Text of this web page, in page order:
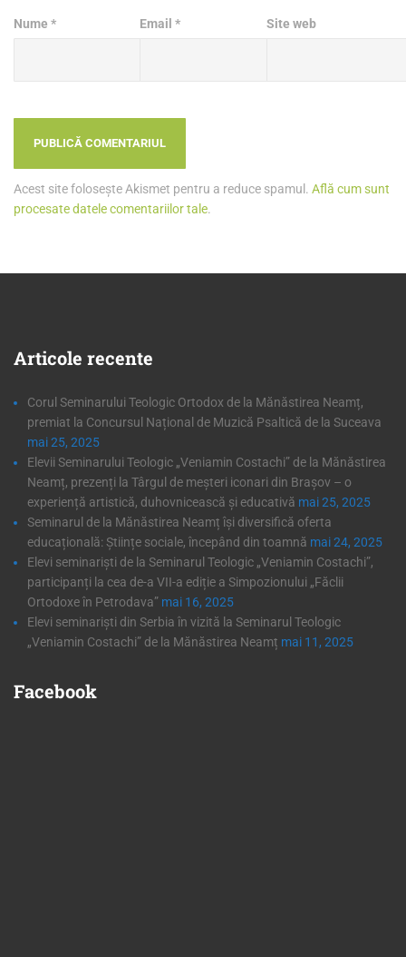
Nume * Email* Site web
Acest site folosește Akismet pentru a reduce spamul. Află cum sunt
procesate datele comentariilor tale.
Articole recente
Corul Seminarului Teologic Ortodox de la Mănăstirea Neamț,
premiat la Concursul Național de Muzică Psaltică de la Suceava
mai 25, 2025
Elevii Seminarului Teologic „Veniamin Costachi” de la Mănăstirea
Neamț, prezenți la Târgul de meșteri iconari din Brașov – o
experiență artistică, duhovnicească și educativă mai 25, 2025
Seminarul de la Mănăstirea Neamț își diversifică oferta
educațională: Științe sociale, începând din toamnă mai 24, 2025
Elevi seminariști de la Seminarul Teologic „Veniamin Costachi”,
participanți la cea de-a VII-a ediție a Simpozionului „Făclii
Ortodoxe în Petrodava” mai 16, 2025
Elevi seminariști din Serbia în vizită la Seminarul Teologic
„Veniamin Costachi” de la Mănăstirea Neamț mai 11, 2025
Facebook